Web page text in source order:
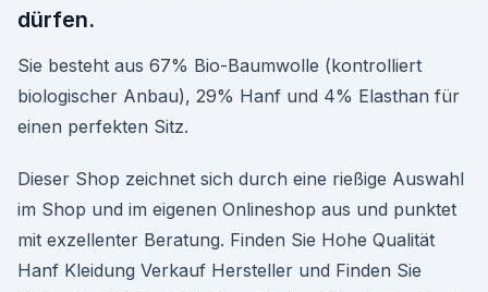
dürfen.
Sie besteht aus 67% Bio-Baumwolle (kontrolliert
biologischer Anbau), 29% Hanf und 4% Elasthan für
einen perfekten Sitz.
Dieser Shop zeichnet sich durch eine rießige Auswahl
im Shop und im eigenen Onlineshop aus und punktet
mit exzellenter Beratung. Finden Sie Hohe Qualität
Hanf Kleidung Verkauf Hersteller und Finden Sie